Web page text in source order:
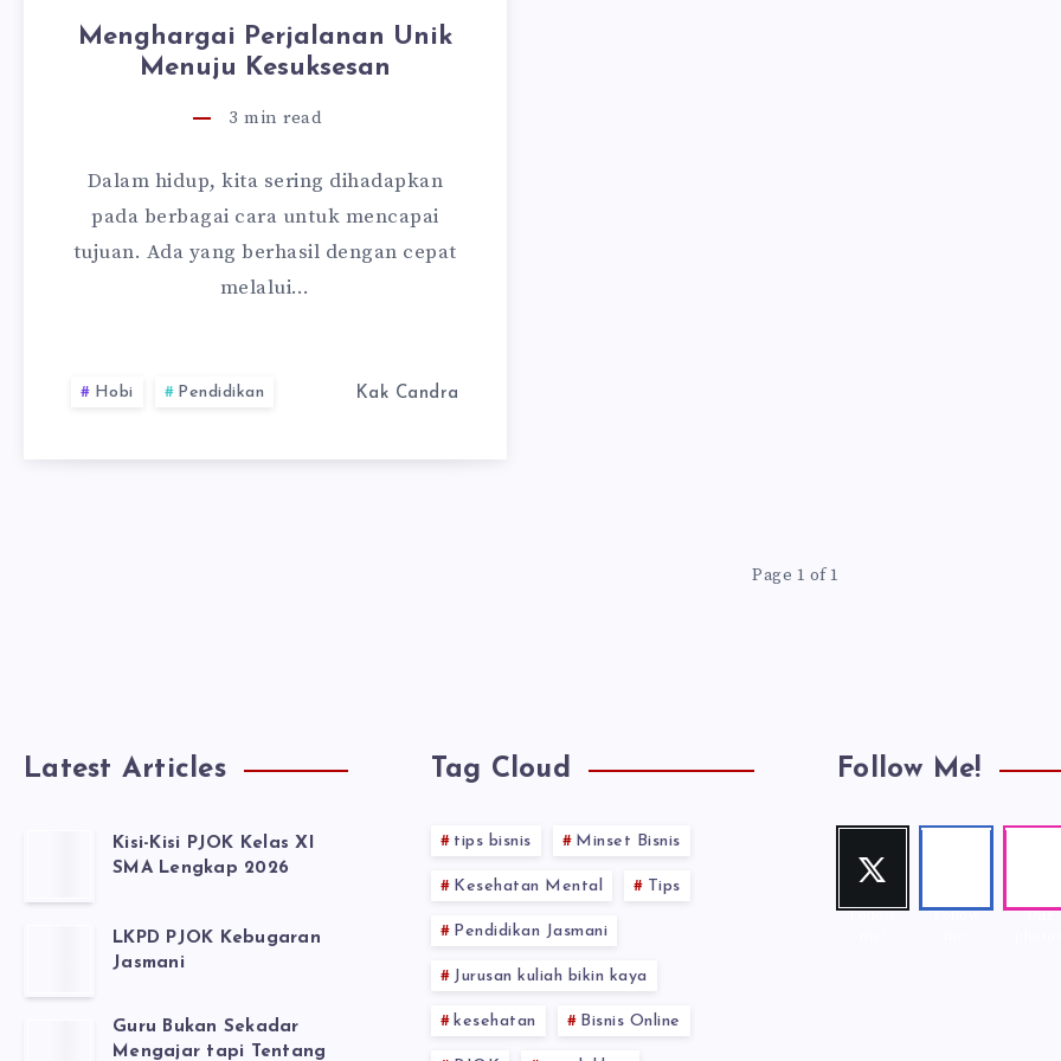
Menghargai Perjalanan Unik
Menuju Kesuksesan
3 min read
Dalam hidup, kita sering dihadapkan
pada berbagai cara untuk mencapai
tujuan. Ada yang berhasil dengan cepat
melalui…
Hobi Pendidikan Kak Candra
Page 1 of 1
Latest Articles
Kisi-Kisi PJOK Kelas XI
SMA Lengkap 2026
LKPD PJOK Kebugaran
Jasmani
Guru Bukan Sekadar
Mengajar tapi Tentang
Tag Cloud
tips bisnis Minset Bisnis
Kesehatan Mental Tips
Pendidikan Jasmani
Jurusan kuliah bikin kaya
kesehatan Bisnis Online
Follow Me!
Twitt
er
Follow
Follow
Our